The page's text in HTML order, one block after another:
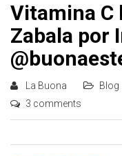
Vitamina C
Zabala por
La Buona Blog
3 comments